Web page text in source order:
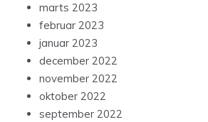
marts 2023
februar 2023
januar 2023
december 2022
november 2022
oktober 2022
september 2022